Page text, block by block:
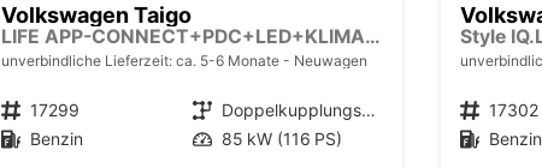
Volkswagen Taigo
LIFE APP-CONNECT+PDC+LED+KLIMA+ALU
unverbindliche Lieferzeit: ca. 5-6 Monate Neuwagen
Fahrzeugnr. 17299 Getriebe
Doppelkupplungsgetriebe (DSG)
Kraftstoff Benzin Leistung 85 kW (116 PS)
Style
Fahrzeugnr. 17302
Kraftstoff Benzin